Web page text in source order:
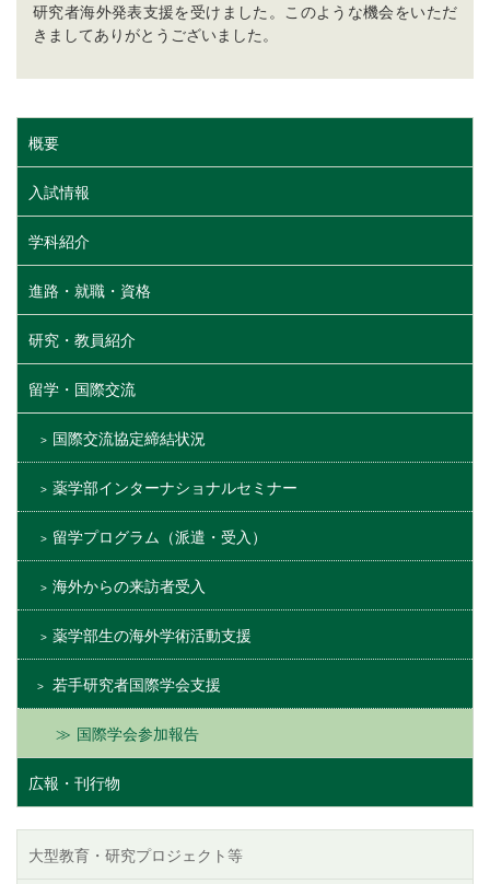
研究者海外発表支援を受けました。このような機会をいただ
きましてありがとうございました。
概要
入試情報
学科紹介
進路・就職・資格
研究・教員紹介
留学・国際交流
国際交流協定締結状況
薬学部インターナショナルセミナー
留学プログラム（派遣・受入）
海外からの来訪者受入
薬学部生の海外学術活動支援
若手研究者国際学会支援
国際学会参加報告
広報・刊行物
大型教育・研究プロジェクト等